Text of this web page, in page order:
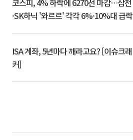
코스피, 4% 하락에 6270선 마감…삼전
·SK하닉 '와르르' 각각 6%·10%대 급락
ISA 계좌, 5년마다 깨라고요? [이슈크래
커]